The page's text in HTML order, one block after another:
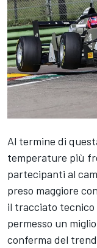
Al termine di
temperature più
partecipanti al
preso maggiore
il tracciato tecnico
permesso un
conferma del